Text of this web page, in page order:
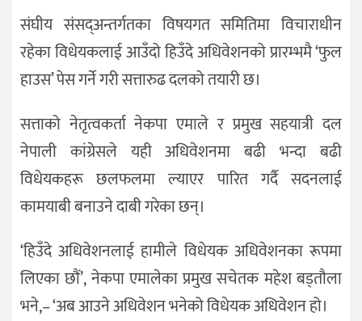
संघीय संसद्अन्तर्गतका विषयगत समितिमा विचाराधीन
रहेका विधेयकलाई आउँदो हिउँदे अधिवेशनको प्रारम्भमै ‘फुल
हाउस’ पेस गर्ने गरी सत्तारुढ दलको तयारी छ।
सत्ताको नेतृत्वकर्ता नेकपा एमाले र प्रमुख सहयात्री दल
नेपाली कांग्रेसले यही अधिवेशनमा बढी भन्दा बढी
विधेयकहरू छलफलमा ल्याएर पारित गर्दै सदनलाई
कामयाबी बनाउने दाबी गरेका छन्।
‘हिउँदे अधिवेशनलाई हामीले विधेयक अधिवेशनका रूपमा
लिएका छौं’, नेकपा एमालेका प्रमुख सचेतक महेश बड्तौला
भने,– ‘अब आउने अधिवेशन भनेको विधेयक अधिवेशन हो।